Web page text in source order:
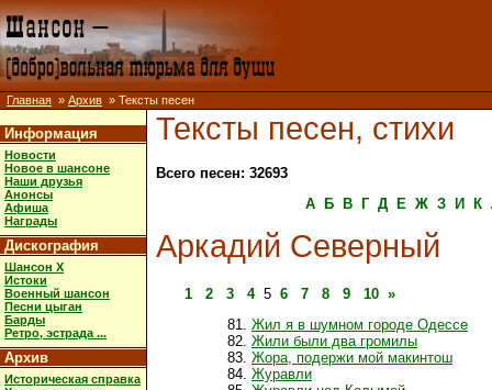
Главная » Архив » Тексты песен
Информация
Новости
Новое в шансоне
Наши друзья
Анонсы
Афиша
Награды
Дискография
Шансон X
Истоки
Военный шансон
Песни цыган
Барды
Ретро, эстрада ...
Архив
Историческая справка
Тексты песен, стихи
Всего песен: 32693
А
Б В Г Д Е Ж З И К
Аркадий Северный
1 2 3 45 6 7 8 9 10 »
Жил я в шумном городе Одессе
Жили были два громилы
Жора, подержи мой макинтош
Журавли